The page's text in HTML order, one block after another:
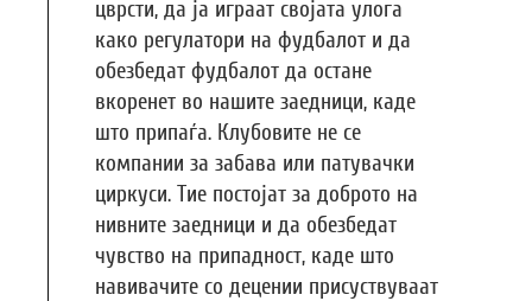
цврсти, да ја играат својата улога
како регулатори на фудбалот и да
обезбедат фудбалот да остане
вкоренет во нашите заедници, каде
што припаѓа. Клубовите не се
компании за забава или патувачки
циркуси. Тие постојат за доброто на
нивните заедници и да обезбедат
чувство на припадност, каде што
навивачите со децении присуствуваат